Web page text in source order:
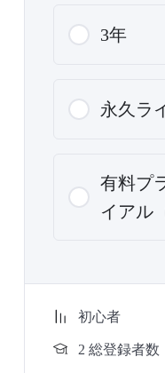
3年
永久ラ
有料プ
イアル
初心者
2 総登録者数